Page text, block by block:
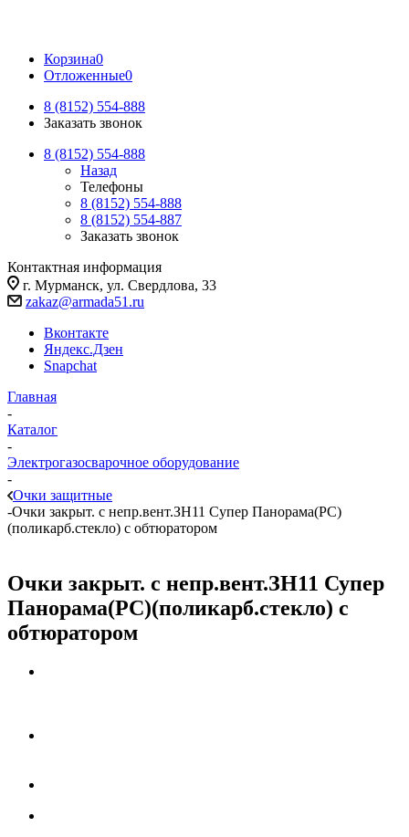
Корзина0
Отложенные0
8 (8152) 554-888
Заказать звонок
8 (8152) 554-888
Назад
Телефоны
8 (8152) 554-888
8 (8152) 554-887
Заказать звонок
Контактная информация
г. Мурманск, ул. Свердлова, 33
zakaz@armada51.ru
Вконтакте
Яндекс.Дзен
Snapchat
Главная
-
Каталог
-
Электрогазосварочное оборудование
-
Очки защитные
-Очки закрыт. с непр.вент.ЗН11 Супер Панорама(РС)
(поликарб.стекло) с обтюратором
Очки закрыт. с непр.вент.ЗН11 Супер
Панорама(РС)(поликарб.стекло) с
обтюратором